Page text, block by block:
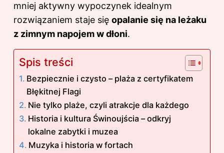
mniej aktywny wypoczynek idealnym
rozwiązaniem staje się opalanie się na leżaku
z zimnym napojem w dłoni.
Spis treści
Bezpiecznie i czysto – plaża z certyfikatem
Błękitnej Flagi
Nie tylko plaże, czyli atrakcje dla każdego
Historia i kultura Świnoujścia – odkryj
lokalne zabytki i muzea
Muzyka i historia w fortach